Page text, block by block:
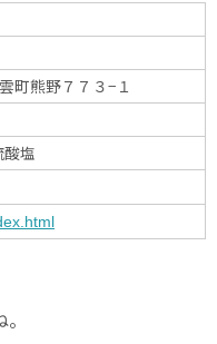
町熊野７７３−１
塩